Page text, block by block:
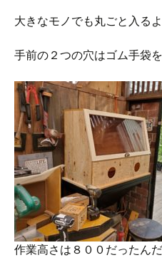
大きなモノでも丸ごと入る
手前の２つの穴はゴム手袋
作業高さは８００だったん